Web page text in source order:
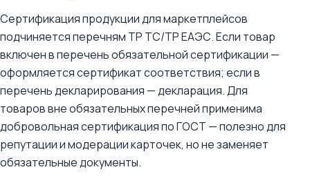
Сертификация продукции для маркетплейсов
подчиняется перечням ТР ТС/ТР ЕАЭС. Если товар
включен в перечень обязательной сертификации —
оформляется сертификат соответствия; если в
перечень декларирования — декларация. Для
товаров вне обязательных перечней применима
добровольная сертификация по ГОСТ — полезно для
репутации и модерации карточек, но не заменяет
обязательные документы.